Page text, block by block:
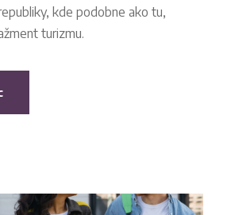
kde podobne ako tu,
turizmu.